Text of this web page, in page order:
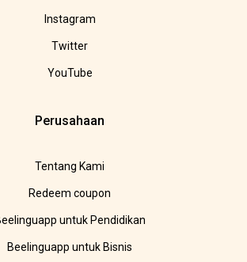
Instagram
Twitter
YouTube
Perusahaan
Tentang Kami
Redeem coupon
untuk Pendidikan
Beelinguapp untuk Bisnis